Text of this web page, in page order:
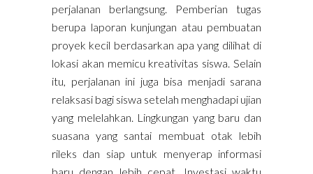
perjalanan berlangsung. Pemberian tugas
berupa laporan kunjungan atau pembuatan
proyek kecil berdasarkan apa yang dilihat di
lokasi akan memicu kreativitas siswa. Selain
itu, perjalanan ini juga bisa menjadi sarana
relaksasi bagi siswa setelah menghadapi ujian
yang melelahkan. Lingkungan yang baru dan
suasana yang santai membuat otak lebih
rileks dan siap untuk menyerap informasi